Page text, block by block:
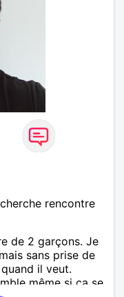
rencontre
de 2 garçons. Je
sans prise de
il veut.
même si ça se